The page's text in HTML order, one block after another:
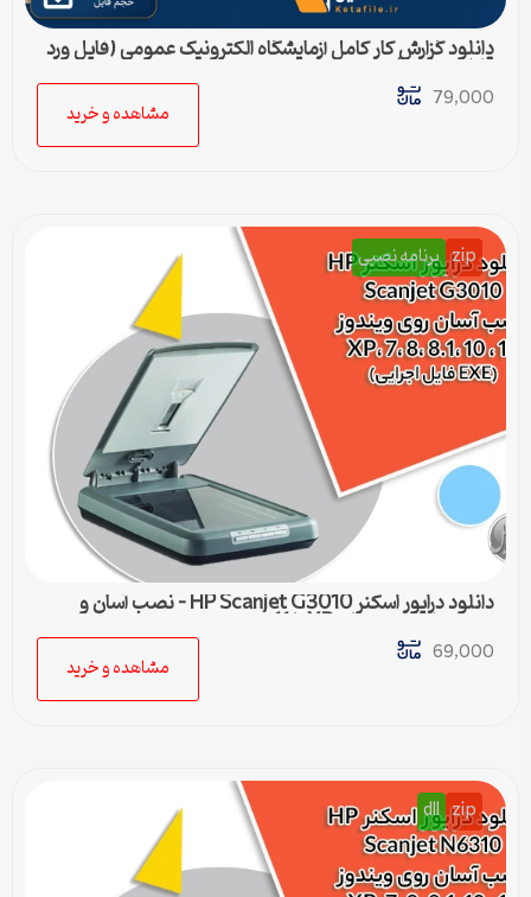
دانلود گزارش کار کامل آزمایشگاه الکترونیک عمومی (فایل ورد
79,000
مشاهده و خرید
zip برنامه نصبی
دانلود درایور اسکنر HP Scanjet G3010 – نصب آسان و
69,000
مشاهده و خرید
zip
dll